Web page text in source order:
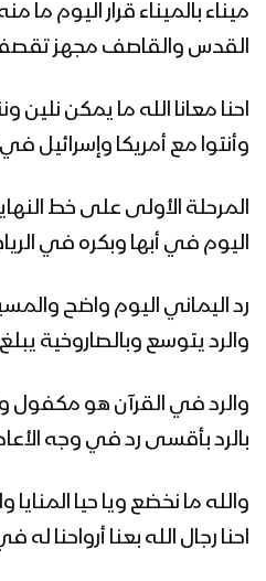
مونتاج زامل نصر
مونتاج زامل
الليث – 1441هـ
زامل همدان بن زيد
زامل للبطولة
ميناء بالميناء قرار اليوم ما
القدس والقاصف مجهز تقصف
احنا معانا الله ما يمكن نلين
وأنتوا مع أمريكا وإسرائيل
المرحلة الأولى على خط
اليوم في أبها وبكره في
رد اليماني اليوم واضح
والرد يتوسع وبالصاروخية
والرد في القرآن هو مكفول
بالرد بأقسى رد في وجه
والله ما نخضع ويا حيا المنايا
احنا رجال الله بعنا أرواحنا له